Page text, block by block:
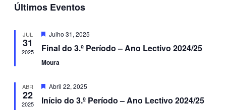
de
a
Últimos Eventos
JUL
31
2025
Destaque
Julho 31, 2025
Final do 3.º Período – Ano Lectivo 2024/25
Moura
ABR
22
2025
Destaque
Abril 22, 2025
Início do 3.º Período – Ano Lectivo 2024/25